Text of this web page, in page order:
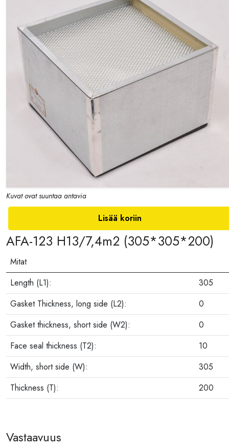
Kuvat ovat suuntaa antavia
Lisää koriin
AFA-123 H13/7,4m2 (305*305*200)
Mitat
Length (L1):
305
Gasket Thickness, long side (L2):
0
Gasket thickness, short side (W2):
0
Face seal thickness (T2):
10
Width, short side (W):
305
Thickness (T):
200
Vastaavuus